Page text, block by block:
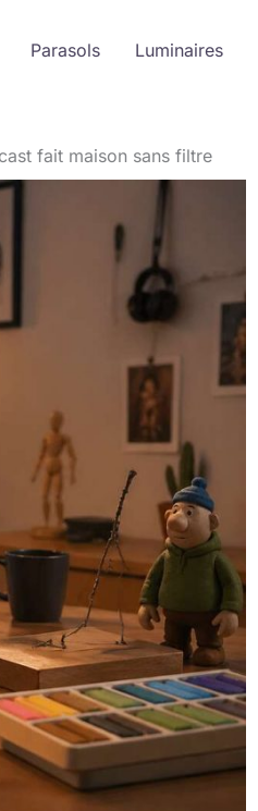
Parasols Luminaires
fait maison sans filtre